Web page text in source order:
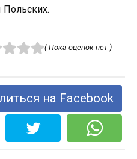
Польских.
( Пока оценок нет )
на Facebook